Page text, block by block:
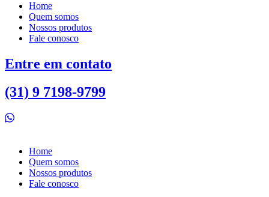
Home
Quem somos
Nossos produtos
Fale conosco
Entre em contato
(31) 9 7198-9799
Home
Quem somos
Nossos produtos
Fale conosco